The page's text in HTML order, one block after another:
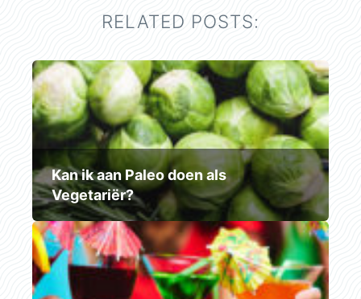
RELATED POSTS:
Kan ik aan Paleo doen als
Vegetariër?